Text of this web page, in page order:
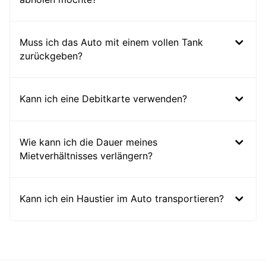
Muss ich das Auto mit einem vollen Tank
zurückgeben?
Kann ich eine Debitkarte verwenden?
Wie kann ich die Dauer meines
Mietverhältnisses verlängern?
Kann ich ein Haustier im Auto transportieren?